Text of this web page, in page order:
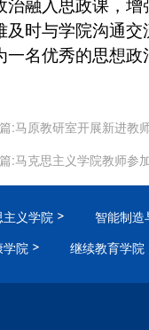
治融入思政课，
及时与学院沟通
一名优秀的思想
:马原教研室开展新进教
:马克思主义学院教师参
主义学院
智能制造
学院
继续教育学院